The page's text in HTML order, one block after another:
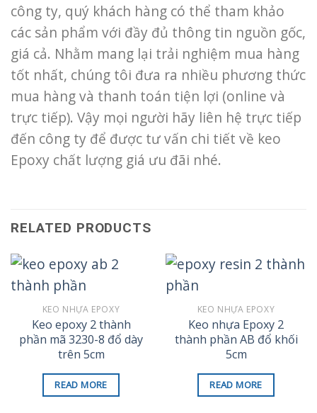
công ty, quý khách hàng có thể tham khảo
các sản phẩm với đầy đủ thông tin nguồn gốc,
giá cả. Nhằm mang lại trải nghiệm mua hàng
tốt nhất, chúng tôi đưa ra nhiều phương thức
mua hàng và thanh toán tiện lợi (online và
trực tiếp). Vậy mọi người hãy liên hệ trực tiếp
đến công ty để được tư vấn chi tiết về keo
Epoxy chất lượng giá ưu đãi nhé.
RELATED PRODUCTS
KEO NHỰA EPOXY
Keo epoxy 2 thành
phần mã 3230-8 đổ dày
trên 5cm
READ MORE
KEO NHỰA EPOXY
Keo nhựa Epoxy 2
thành phần AB đổ khối
5cm
READ MORE